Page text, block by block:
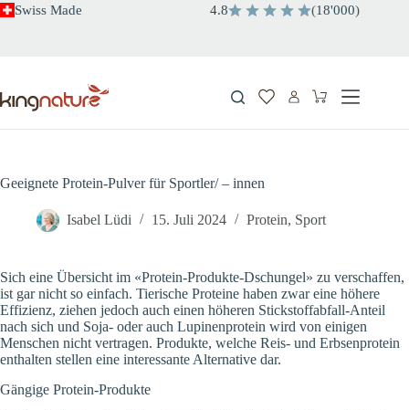
ZumSwiss Made 4.8 (18'000)
Warenkorb
Geeignete Protein-Pulver für Sportler/ – innen
Isabel Lüdi 15. Juli 2024 Protein, Sport
Sich eine Übersicht im «Protein-Produkte-Dschungel» zu verschaffen,
ist gar nicht so einfach. Tierische Proteine haben zwar eine höhere
Effizienz, ziehen jedoch auch einen höheren Stickstoffabfall-Anteil
nach sich und Soja- oder auch Lupinenprotein wird von einigen
Menschen nicht vertragen. Produkte, welche Reis- und Erbsenprotein
enthalten stellen eine interessante Alternative dar.
Gängige Protein-Produkte